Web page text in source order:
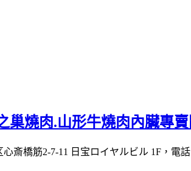
巢燒肉.山形牛燒肉內臟專
斎橋筋2-7-11 日宝ロイヤルビル 1F，電話